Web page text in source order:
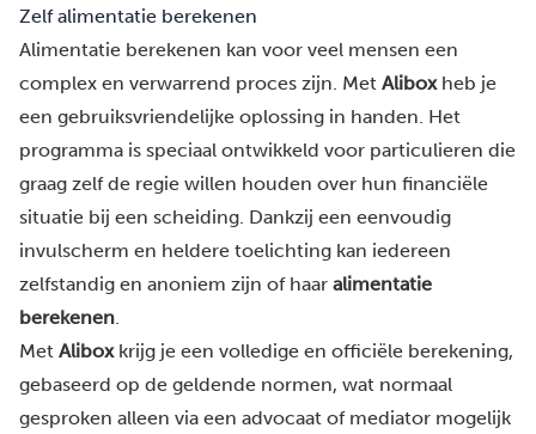
Zelf alimentatie berekenen
Alimentatie berekenen kan voor veel mensen een
complex en verwarrend proces zijn. Met Aliboxheb je
een gebruiksvriendelijke oplossing in handen. Het
programma is speciaal ontwikkeld voor particulieren die
graag zelf de regie willen houden over hun financiële
situatie bij een scheiding. Dankzij een eenvoudig
invulscherm en heldere toelichting kan iedereen
zelfstandig en anoniem zijn of haar alimentatie
berekenen
Met Aliboxkrijg je een volledige en officiële berekening,
gebaseerd op de geldende normen, wat normaal
gesproken alleen via een advocaat of mediator mogelijk